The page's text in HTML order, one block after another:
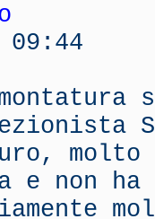
e non